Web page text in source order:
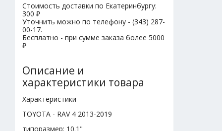
Стоимость доставки по Екатеринбургу:
300 ₽
Уточнить можно по телефону - (343) 287-
00-17.
Бесплатно - при сумме заказа более 5000
₽
Описание и
характеристики товара
Характеристики
TOYOTA - RAV 4 2013-2019
типоразмер: 10.1"